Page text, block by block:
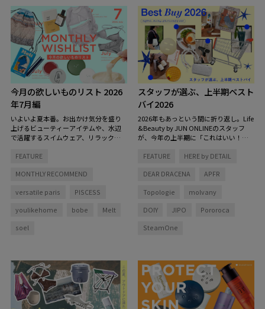
今月の欲しいものリスト 2026
年7月編
いよいよ夏本番。お出かけ気分を盛り
上げるビューティーアイテムや、水辺
で活躍するスイムウェア、リラックス
と心地よく、自分らしく過ごすための
FEATURE
MONTHLY RECOMMEND
versatile paris PISCESS
youlikehome bobe Melt
soel
スタッフが選ぶ、上半期ベスト
バイ2026
2026年もあっという間に折り返し。Life
&Beauty by JUN ONLINEのスタッフ
が、今年の上半期に「これはいい！」
しました。
FEATURE HERE by DETAIL
DEAR DRACENA APFR
Topologie molvany
DOIY JIPO Pororoca
SteamOne